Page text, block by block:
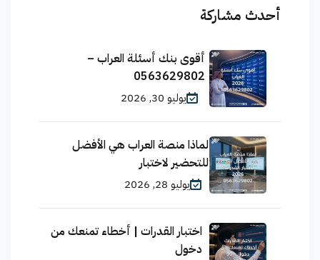
أحدث مشاركة
أقوى بنك أسئلة العراب –
0563629802
يوليو 30, 2026
لماذا منصة العراب هي الأفضل
للتحضير لاختبار
يوليو 28, 2026
اختبار القدرات | أخطاء تمنعك من
دخول